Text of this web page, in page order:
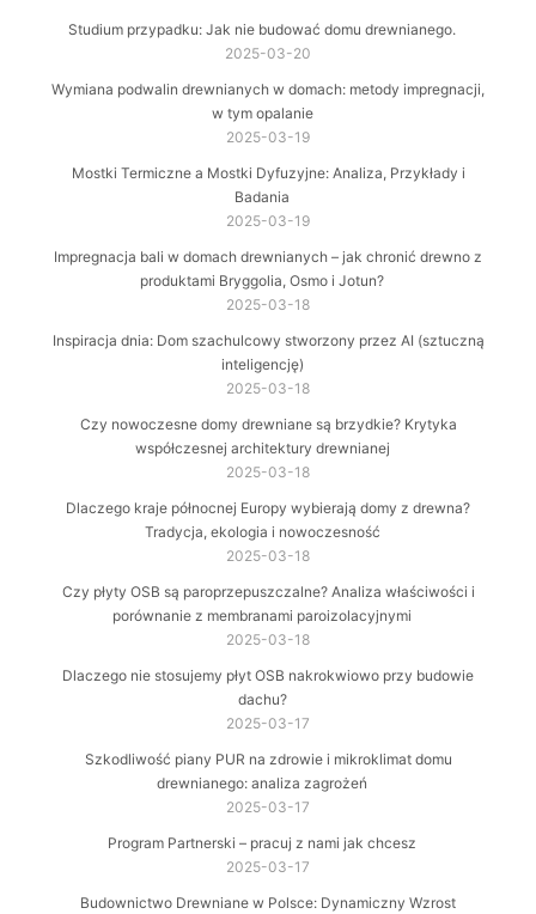
Studium przypadku: Jak nie budować domu drewnianego.
2025-03-20
Wymiana podwalin drewnianych w domach: metody impregnacji,
w tym opalanie
2025-03-19
Mostki Termiczne a Mostki Dyfuzyjne: Analiza, Przykłady i
Badania
2025-03-19
Impregnacja bali w domach drewnianych – jak chronić drewno z
produktami Bryggolia, Osmo i Jotun?
2025-03-18
Inspiracja dnia: Dom szachulcowy stworzony przez AI (sztuczną
inteligencję)
2025-03-18
Czy nowoczesne domy drewniane są brzydkie? Krytyka
współczesnej architektury drewnianej
2025-03-18
Dlaczego kraje północnej Europy wybierają domy z drewna?
Tradycja, ekologia i nowoczesność
2025-03-18
Czy płyty OSB są paroprzepuszczalne? Analiza właściwości i
porównanie z membranami paroizolacyjnymi
2025-03-18
Dlaczego nie stosujemy płyt OSB nakrokwiowo przy budowie
dachu?
2025-03-17
Szkodliwość piany PUR na zdrowie i mikroklimat domu
drewnianego: analiza zagrożeń
2025-03-17
Program Partnerski – pracuj z nami jak chcesz
2025-03-17
Budownictwo Drewniane w Polsce: Dynamiczny Wzrost